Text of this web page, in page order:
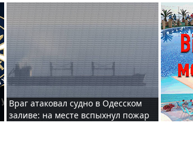
Враг атаковал судно в Одесском
заливе: на месте вспыхнул пожар